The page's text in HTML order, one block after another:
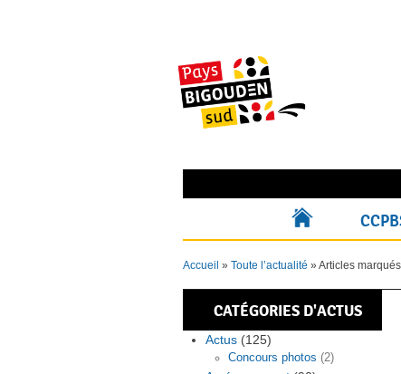
Accueil » Toute l’actualité » Articles
CATÉGORIES D'ACTUS
Actus (125)
Concours photos (2)